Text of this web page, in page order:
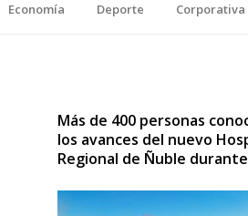
Economía Deporte Corporativa
Más de 400 personas
los avances del nuevo
Regional de Ñuble